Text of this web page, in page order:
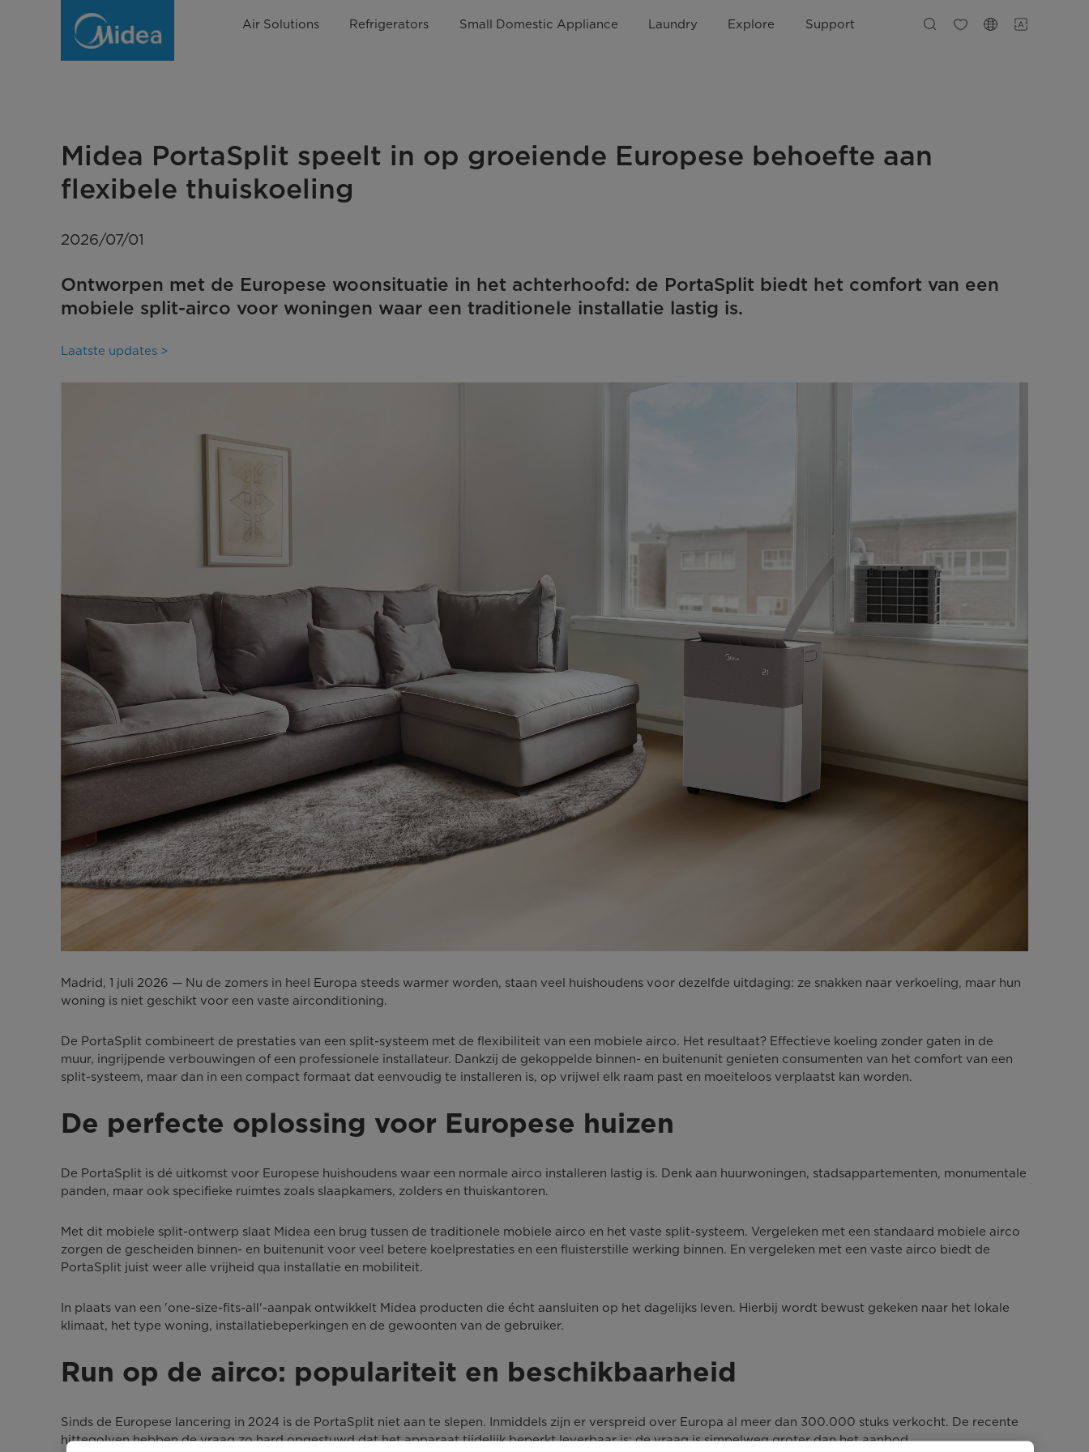
Netherlands
Europese
Air Solutions Refrigerators Small Domestic Appliance Laundry Explore Support
Midea PortaSplit speelt in op groeiende Europese behoefte aan
flexibele thuiskoeling
Ontworpen met de Europese woonsituatie in het achterhoofd: de PortaSplit biedt het comfort van een
mobiele split-airco voor woningen waar een traditionele installatie lastig is.
2026/07/01
Laatste updates >
Madrid, 1 juli 2026 — Nu de zomers in heel Europa steeds warmer worden, staan veel huishoudens voor dezelfde uitdaging: ze snakken naar verkoeling, maar hun
woning is niet geschikt voor een vaste airconditioning.
De PortaSplit combineert de prestaties van een split-systeem met de flexibiliteit van een mobiele airco. Het resultaat? Effectieve koeling zonder gaten in de
muur, ingrijpende verbouwingen of een professionele installateur. Dankzij de gekoppelde binnen- en buitenunit genieten consumenten van het comfort van een
split-systeem, maar dan in een compact formaat dat eenvoudig te installeren is, op vrijwel elk raam past en moeiteloos verplaatst kan worden.
De perfecte oplossing voor Europese huizen
De PortaSplit is dé uitkomst voor Europese huishoudens waar een normale airco installeren lastig is. Denk aan huurwoningen, stadsappartementen, monumentale
panden, maar ook specifieke ruimtes zoals slaapkamers, zolders en thuiskantoren.
Met dit mobiele split-ontwerp slaat Midea een brug tussen de traditionele mobiele airco en het vaste split-systeem. Vergeleken met een standaard mobiele airco
zorgen de gescheiden binnen- en buitenunit voor veel betere koelprestaties en een fluisterstille werking binnen. En vergeleken met een vaste airco biedt de
PortaSplit juist weer alle vrijheid qua installatie en mobiliteit.
In plaats van een 'one-size-fits-all'-aanpak ontwikkelt Midea producten die écht aansluiten op het dagelijks leven. Hierbij wordt bewust gekeken naar het lokale
klimaat, het type woning, installatiebeperkingen en de gewoonten van de gebruiker.
Run op de airco: populariteit en beschikbaarheid
Sinds de Europese lancering in 2024 is de PortaSplit niet aan te slepen. Inmiddels zijn er verspreid over Europa al meer dan 300.000 stuks verkocht. De recente
hittegolven hebben de vraag zo hard opgestuwd dat het apparaat tijdelijk beperkt leverbaar is; de vraag is simpelweg groter dan het aanbod.